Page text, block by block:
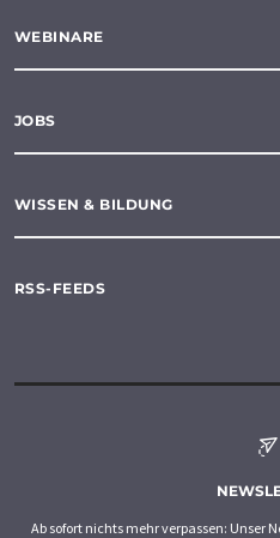
WEBINARE
JOBS
WISSEN & BILDUNG
RSS-FEEDS
Ab sofort nichts mehr verpassen: Unser